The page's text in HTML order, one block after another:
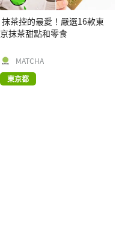
抹茶控的最愛！嚴選16款東
京抹茶甜點和零食
MATCHA
東京都